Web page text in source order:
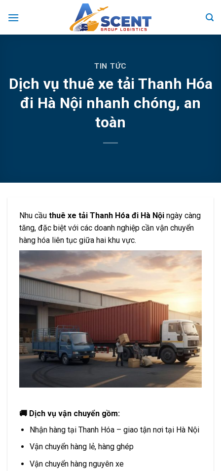
TIN TỨC
Dịch vụ thuê xe tải Thanh Hóa
đi Hà Nội nhanh chóng, an
toàn
Nhu cầu thuê xe tải Thanh Hóa đi Hà Nội ngày càng
tăng, đặc biệt với các doanh nghiệp cần vận chuyển
hàng hóa liên tục giữa hai khu vực.
🚚 Dịch vụ vận chuyển gồm:
Nhận hàng tại Thanh Hóa – giao tận nơi tại Hà Nội
Vận chuyển hàng lẻ, hàng ghép
Vận chuyển hàng nguyên xe